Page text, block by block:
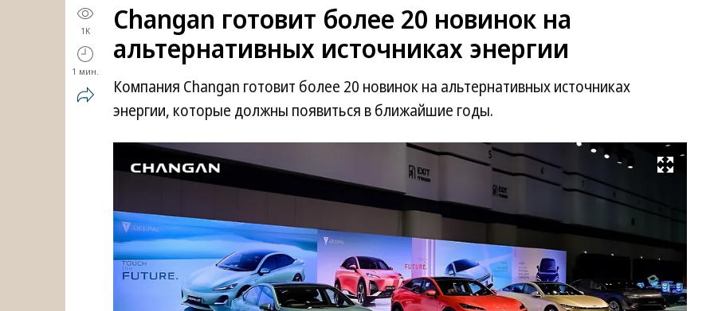
1K
1 мин.
Changan готовит более 20 новинок на
альтернативных источниках энергии
Компания Changan готовит более 20 новинок на альтернативных источниках
энергии, которые должны появиться в ближайшие годы.
Развернуть на весь экран